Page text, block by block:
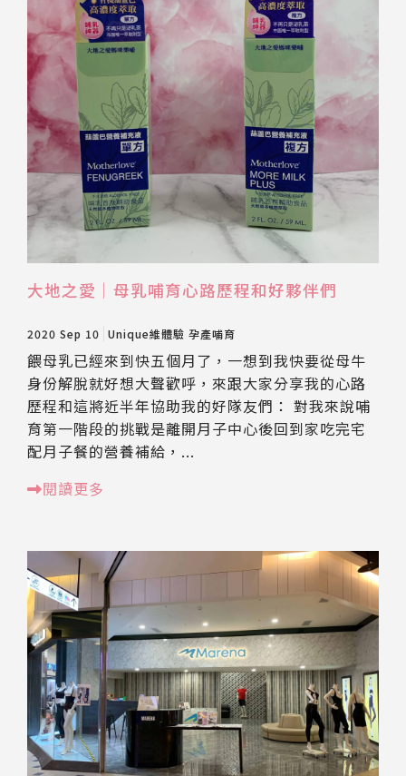
大地之愛｜母乳哺育心路歷程和好夥伴們
2020 Sep 10 Unique維體驗 孕產哺育
餵母乳已經來到快五個月了，一想到我快要從母牛
身份解脫就好想大聲歡呼，來跟大家分享我的心路
歷程和這將近半年協助我的好隊友們： 對我來說哺
育第一階段的挑戰是離開月子中心後回到家吃完宅
配月子餐的營養補給，...
閱讀更多